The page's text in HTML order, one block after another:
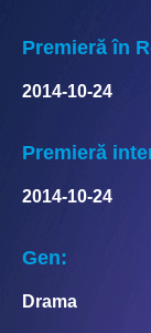
Premieră în
2014-10-24
Premieră
2014-10-24
Gen:
Drama